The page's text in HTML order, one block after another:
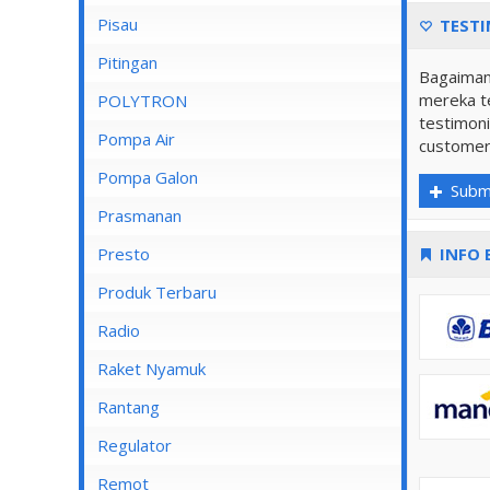
Lampu Spotlight
Pisau
Pitingan
POLYTRON
Pompa Air
Pompa Air Panasonic
Pompa Air Shimizu
Pompa Galon
Prasmanan
Presto
Produk Terbaru
Radio
Raket Nyamuk
Rantang
Regulator
Remot
mereka
INFO